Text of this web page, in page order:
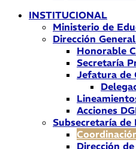
INSTITUCIONAL
Ministerio de
Dirección
Honorable
Secretaría
Jefatura de
Acciones
Subsecretaría de
Dirección